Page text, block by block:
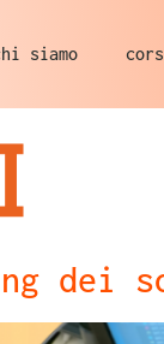
siamo
dei